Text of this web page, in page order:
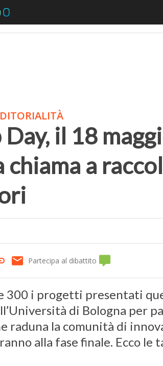
il 18
chiama a
Partecipa al dibattito
300 i progetti presentati
di Bologna per
raduna la comunità di
alla fase finale. Ecco